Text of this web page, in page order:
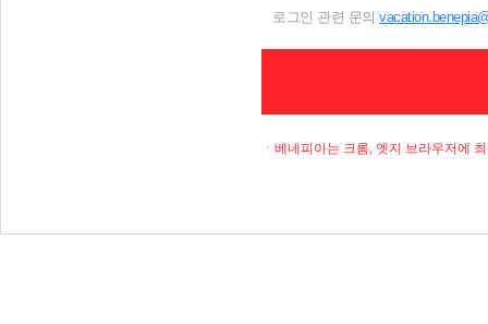
로그인 관련 문의
ㆍ베네피아는 크롬, 엣지 브라우저에